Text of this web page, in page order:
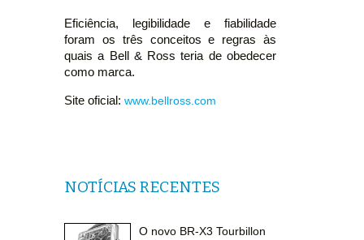
Eficiência, legibilidade e fiabilidade
foram os três conceitos e regras às
quais a Bell & Ross teria de obedecer
como marca.
Site oficial: www.bellross.com
NOTÍCIAS RECENTES
O novo BR-X3 Tourbillon